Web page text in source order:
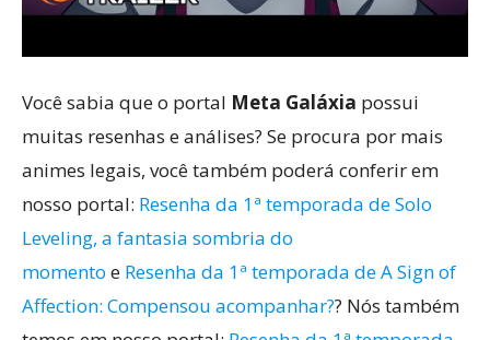
Você sabia que o portal Meta Galáxia possui
muitas resenhas e análises? Se procura por mais
animes legais, você também poderá conferir em
nosso portal: Resenha da 1ª temporada de Solo
Leveling, a fantasia sombria do
momento e Resenha da 1ª temporada de A Sign of
Affection: Compensou acompanhar?? Nós também